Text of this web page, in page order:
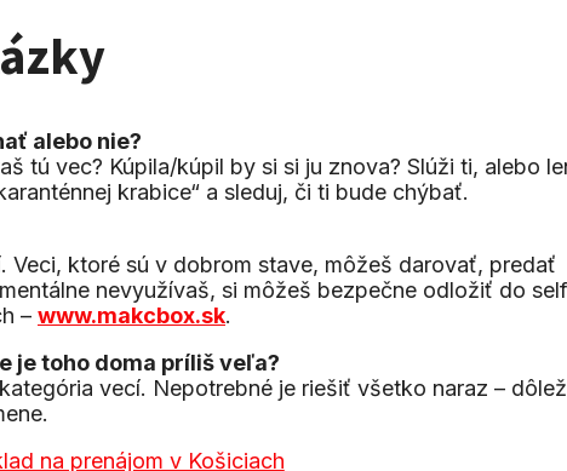
alebo nie?
tú vec? Kúpila/kúpil by si si ju znova? Slúži ti, alebo
krabice“ a sleduj, či ti bude chýbať.
Veci, ktoré sú v dobrom stave, môžeš darovať, predať
nevyužívaš, si môžeš bezpečne odložiť do self
– www.makcbox.sk.
je toho doma príliš veľa?
vecí. Nepotrebné je riešiť všetko naraz –